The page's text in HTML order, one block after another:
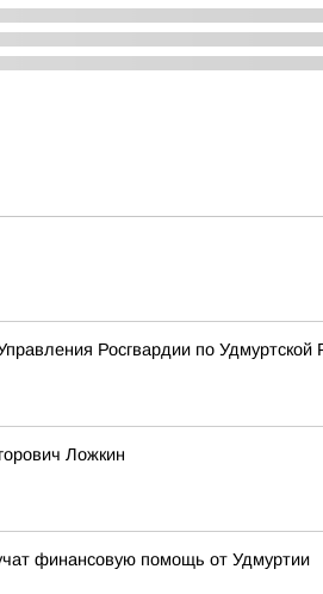
Росгвардии по Удмуртской
Ложкин
финансовую помощь от Удмуртии